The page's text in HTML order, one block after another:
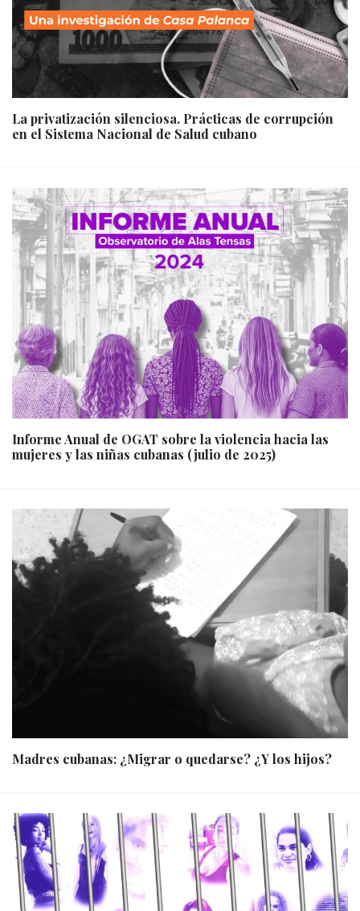
La privatización silenciosa. Prácticas de corrupción
en el Sistema Nacional de Salud cubano
Informe Anual de OGAT sobre la violencia hacia las
mujeres y las niñas cubanas (julio de 2025)
Madres cubanas: ¿Migrar o quedarse? ¿Y los hijos?